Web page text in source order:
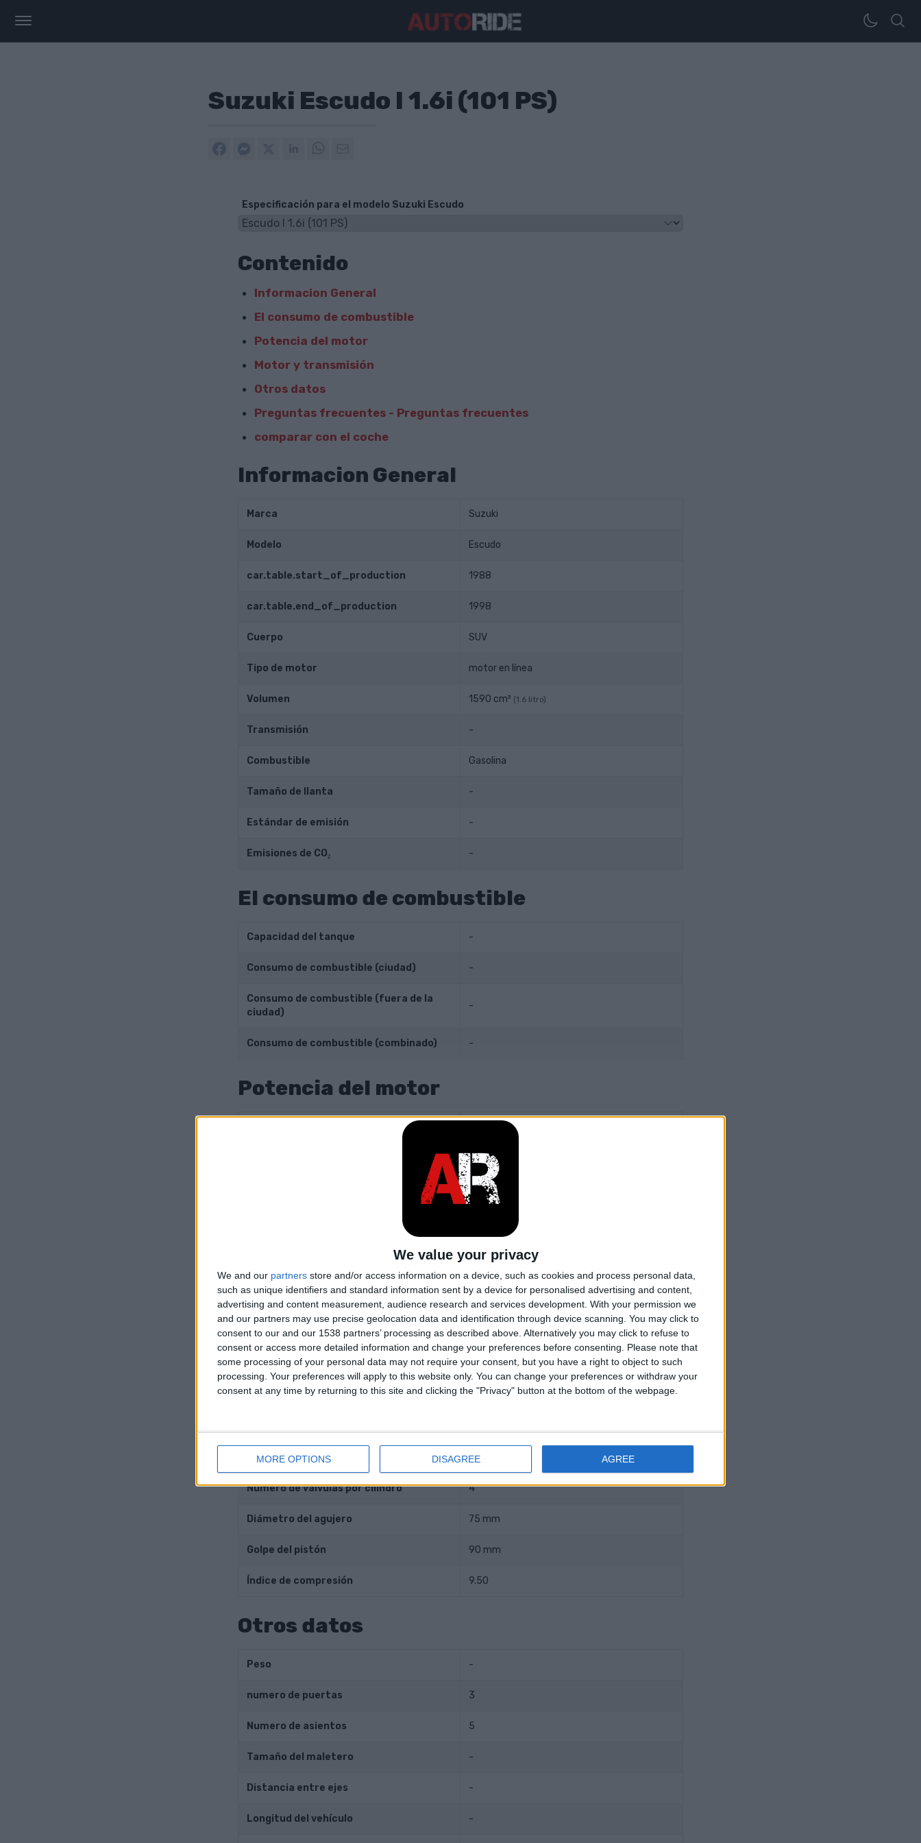
We value your privacy
We and our partners store and/or access information on a device, such as cookies and process personal data,
such as unique identifiers and standard information sent by a device for personalised advertising and content,
advertising and content measurement, audience research and services development. With your permission we
and our partners may use precise geolocation data and identification through device scanning. You may click to
consent to our and our 1538 partners’ processing as described above. Alternatively you may click to refuse to
consent or access more detailed information and change your preferences before consenting.
Please note that
some processing of your personal data may not require your consent, but you have a right to object to such
processing. Your preferences will apply to this website only. You can change your preferences or withdraw your
consent at any time by returning to this site and clicking the "Privacy" button at the bottom of the webpage.
MORE OPTIONS DISAGREE AGREE
Suzuki Escudo I 1.6i (101 PS)
Especificación para el modelo Suzuki Escudo
Contenido
Informacion General
El consumo de combustible
Potencia del motor
Motor y transmisión
Otros datos
Preguntas frecuentes - Preguntas frecuentes
comparar con el coche
Informacion General
Marca Suzuki
Modelo Escudo
car.table.start_of_production 1988
car.table.end_of_production 1998
Cuerpo SUV
Tipo de motor motor en línea
Volumen 1590 cm³ (1.6 litro)
Transmisión -
Combustible Gasolina
Tamaño de llanta -
Estándar de emisión -
Emisiones de CO₂ -
El consumo de combustible
Capacidad del tanque -
Consumo de combustible (ciudad) -
Consumo de combustible (fuera de la
ciudad)
-
Consumo de combustible (combinado) -
Potencia del motor
(74 kW) a 6000 rpm.
134 Nm
-
-
Motor y transmisión
Posición del motor Delantero, Transversal
Conducir -
Transmisión -
Número de cilindros 4
Número de válvulas por cilindro 4
Diámetro del agujero 75 mm
Golpe del pistón 90 mm
Índice de compresión 9.50
Otros datos
Peso -
numero de puertas 3
Numero de asientos 5
Tamaño del maletero -
Distancia entre ejes -
Longitud del vehículo -